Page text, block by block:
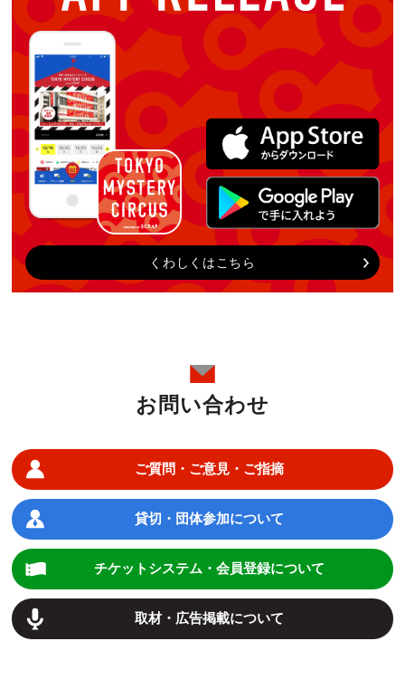
くわしくはこちら
お問い合わせ
ご質問・ご意見・ご指摘
貸切・団体参加について
チケットシステム・会員登録について
取材・広告掲載について